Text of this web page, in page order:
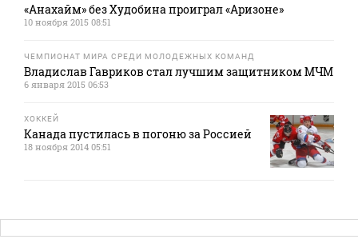
«Анахайм» без Худобина проиграл «Аризоне»
10 ноября 2015 08:51
ЧЕМПИОНАТ МИРА СРЕДИ МОЛОДЕЖНЫХ КОМАНД
Владислав Гавриков стал лучшим защитником МЧМ
6 января 2015 06:53
ХОККЕЙ
Канада пустилась в погоню за Россией
18 ноября 2014 05:51